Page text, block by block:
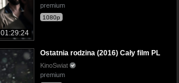
01:29:24
premium
1080p
Ostatnia rodzina (2016) Cały film PL
KinoSwiat
premium